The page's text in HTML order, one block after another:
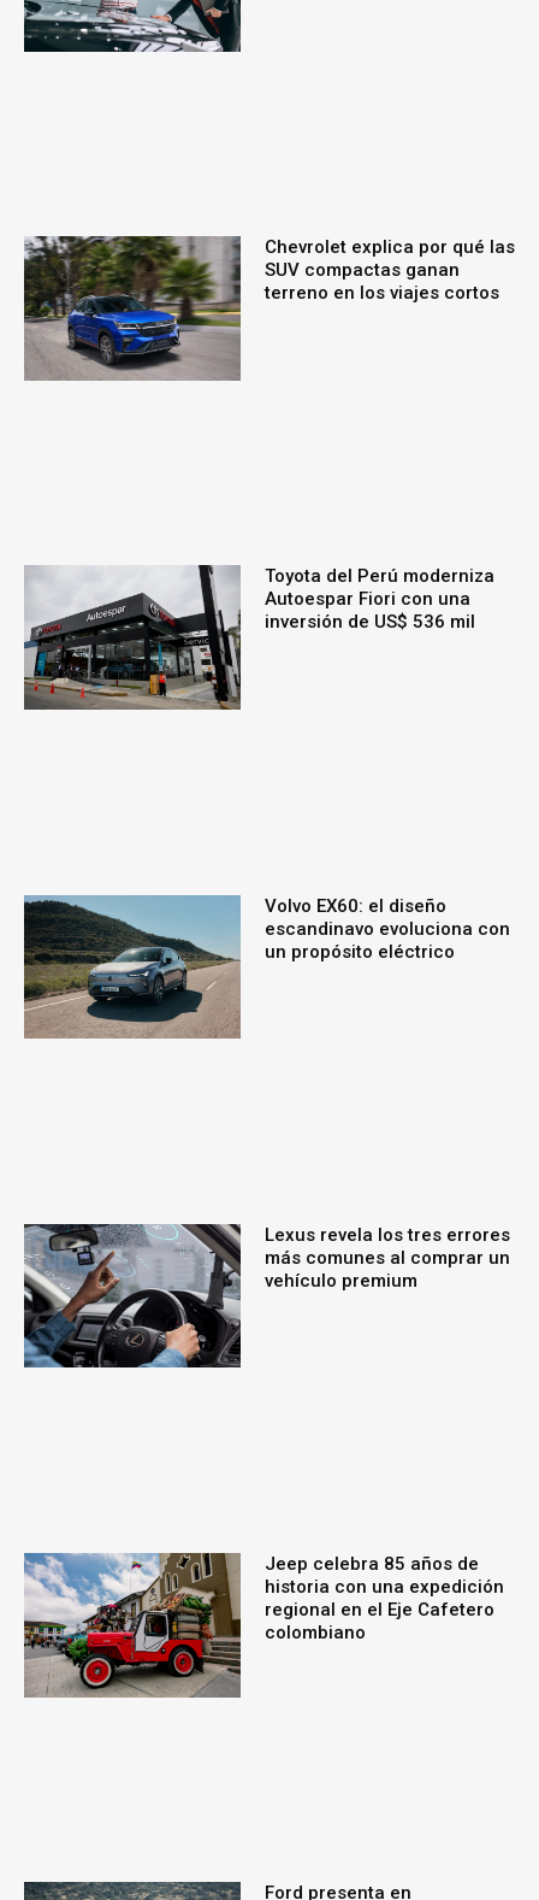
Chevrolet explica por qué las
SUV compactas ganan
terreno en los viajes cortos
Toyota del Perú moderniza
Autoespar Fiori con una
inversión de US$ 536 mil
Volvo EX60: el diseño
escandinavo evoluciona con
un propósito eléctrico
Lexus revela los tres errores
más comunes al comprar un
vehículo premium
Jeep celebra 85 años de
historia con una expedición
regional en el Eje Cafetero
colombiano
Ford presenta en